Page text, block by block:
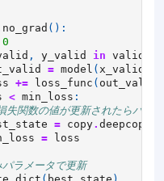
no_grad ():
0
, y_valid in
= model ( x_valid
+= loss_func ( out_valid
< min_loss :
失関数の値が更新されたらパラ
= copy. deepcopy
= loss
ラメータで更新